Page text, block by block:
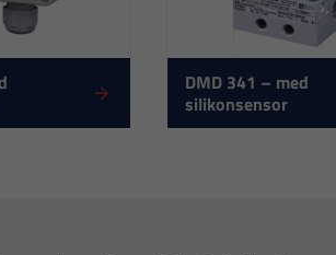
DMD 341 – med
silikonsensor
Nödvändiga